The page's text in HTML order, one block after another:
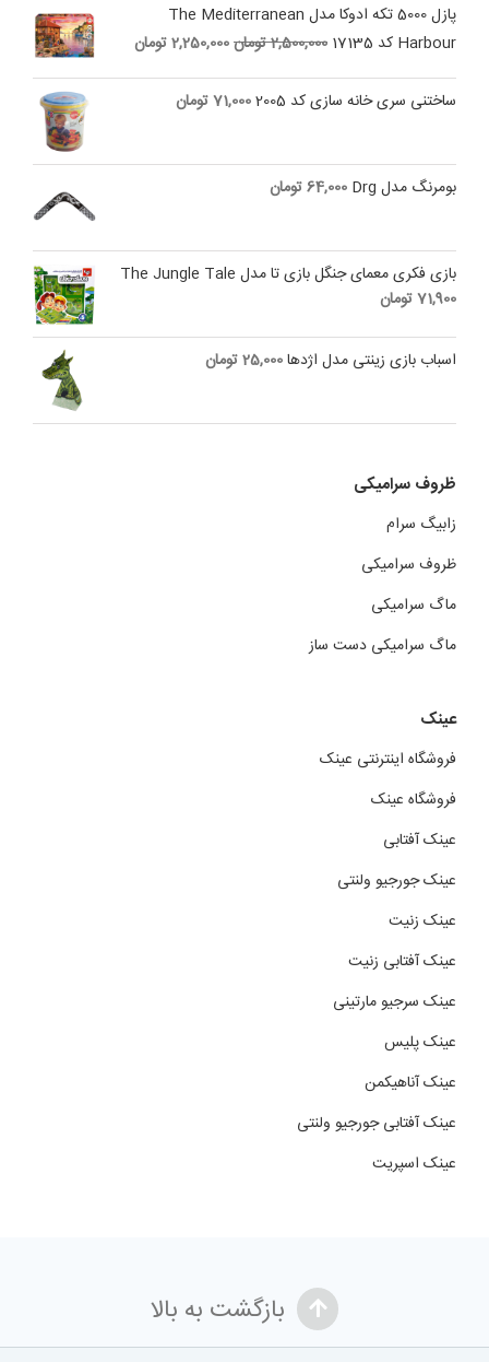
پازل 5000 تکه ادوکا مدل The Mediterranean
Harbour کد 17135
2,500,000تومانOriginal
was:
2,500,000 تومان.
2,250,000تومان Current
2,250,000 تومان.
ساختنی سری خانه سازی کد 2005 71,000تومان
بومرنگ مدل Drg 64,000تومان
بازی فکری معمای جنگل بازی تا مدل The Jungle Tale
71,900تومان
اسباب بازی زینتی مدل اژدها25,000تومان
ظروف سرامیکی
زابیگ سرام
ظروف سرامیکی
ماگ سرامیکی
ماگ سرامیکی دست ساز
عینک
فروشگاه اینترنتی عینک
فروشگاه عینک
عینک آفتابی
عینک جورجیو ولنتی
عینک زنیت
عینک آفتابی زنیت
عینک سرجیو مارتینی
عینک پلیس
عینک آناهیکمن
عینک آفتابی جورجیو ولنتی
عینک اسپریت
بازگشت به بالا